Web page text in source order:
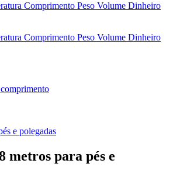
Comprimento Peso Volume Dinheiro
Comprimento Peso Volume Dinheiro
e polegadas
metros para pés e